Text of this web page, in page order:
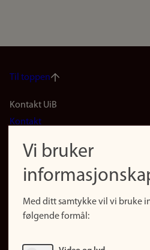
Til toppen
Footer
(no)
Kontakt UiB
Kontakt
Finn forsker
Presse
Finn studier
Ledige stillinger
Vi bruker
Med ditt samtykke vil vi bruke
følgende formål: